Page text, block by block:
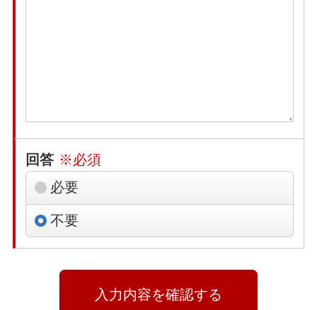
回答 ※必須
必要
不要